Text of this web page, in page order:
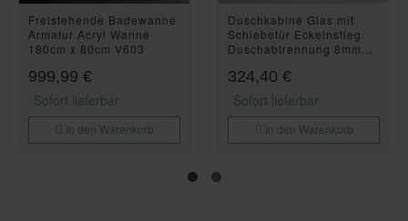
Freistehende Badewanne
Armatur Acryl Wanne
180cm x 80cm V603
999,99 €
Sofort lieferbar
In den Warenkorb
Duschkabine Glas mit
Schiebetür Eckeinstieg
Duschabtrennung 8mm
324,40 €
Sofort lieferbar
In den Warenkorb